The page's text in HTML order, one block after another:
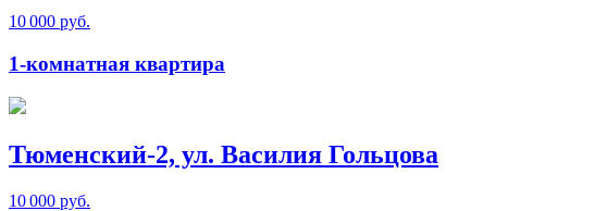
10 000 руб.
1-комнатная квартира
Тюменский-2, ул. Василия Гольцова
10 000 руб.